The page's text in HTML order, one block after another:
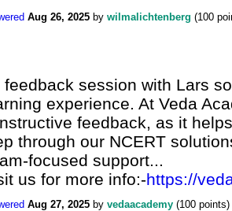
Aug 26, 2025 by wilmalichtenberg (100
feedback session with Lars
experience. At Veda
feedback, as it
through our NCERT
focused support...
us for more info:-https://
Aug 27, 2025 by vedaacademy (100 points)